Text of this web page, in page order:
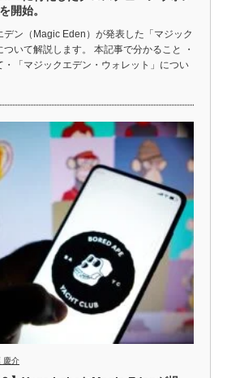
開始。
ン（Magic Eden）が発表した「マジック
いて解説します。 本記事で分かること ・
・「マジックエデン・ウォレット」につい
慶介